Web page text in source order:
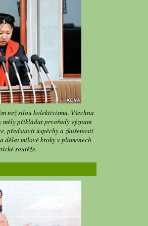
než silou kolektivismu. Všechna
měly přikládat prvořadý význam
představit úspěchy a zkušenosti
dělat mílové kroky v plamenech
soutěže.